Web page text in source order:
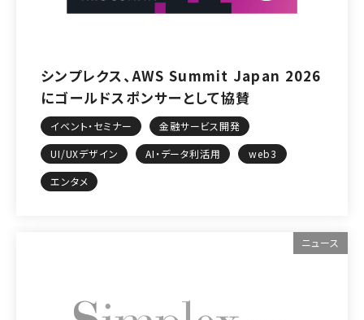
シンプレクス、AWS Summit Japan 2026
にゴールドスポンサーとして協賛
イベント・セミナー
金融サービス開発
UI/UXデザイン
AI・データ利活用
web3
エンタメ
ニュース